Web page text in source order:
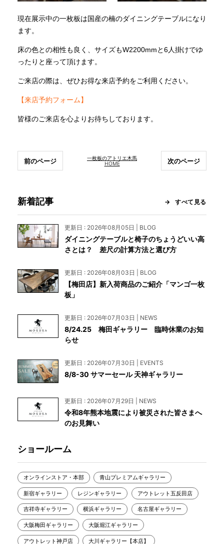
現在展示中の一枚板は国産の楠のダイニングテーブルになり
ます。
床の色との相性も良く、サイズもW2200mmと6人掛けでゆ
ったりと座って頂けます。
ご来店の際は、ぜひお得な来店予約をご利用ください。
【来店予約フォーム】
皆様のご来店を心よりお待ちしております。
一枚板のアトリエ木馬
HOME
前のページ 次のページ
新着記事 すべて見る
更新日 : 2026年08月05日 | BLOG
ダイニングテーブルと椅子のちょうどいい高
さとは？ 差尺の計算方法と選び方
更新日 : 2026年08月03日 | BLOG
【梅田店】新入荷商品のご紹介「マンゴ一枚
板」
更新日 : 2026年07月03日 | NEWS
8/24.25 梅田ギャラリー 臨時休業のお知
らせ
更新日 : 2026年07月30日 | EVENTS
8/8-30 サマーセール 天神ギャラリー
更新日 : 2026年07月29日 | NEWS
令和8年熊本地震により被災された皆さまへ
のお見舞い
ショールーム
オンラインストア・本部 青山プレミアムギャラリー
新宿ギャラリー レジンギャラリー アウトレット五反田店
吉祥寺ギャラリー 横浜ギャラリー 名古屋ギャラリー
大阪梅田ギャラリー 大阪堀江ギャラリー
アウトレット神戸店 大川ギャラリー【本店】